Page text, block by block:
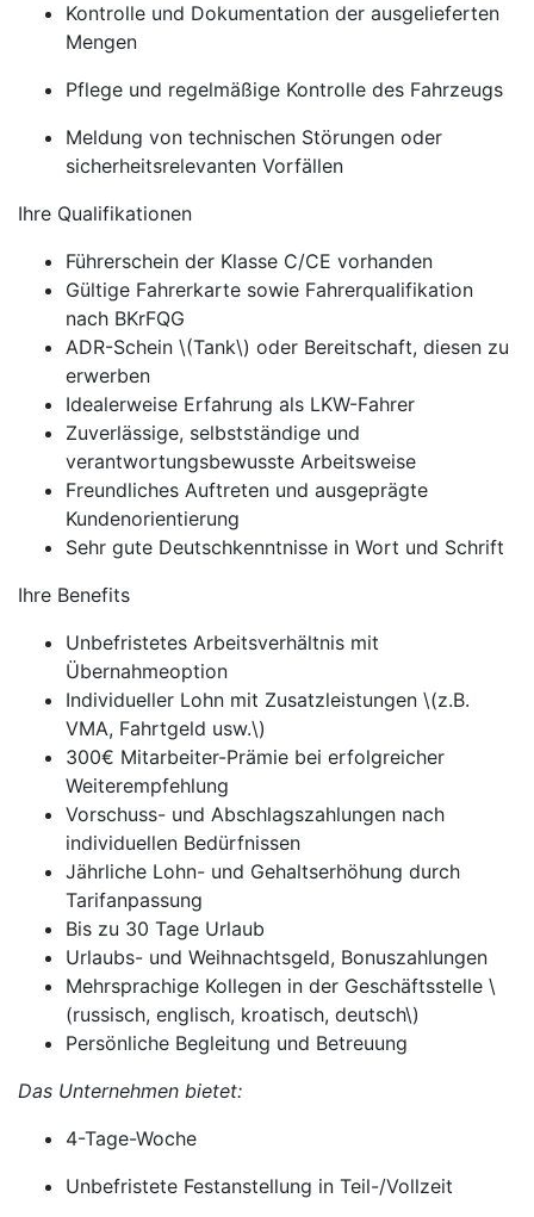
Kontrolle und Dokumentation der ausgelieferten
Mengen
Pflege und regelmäßige Kontrolle des Fahrzeugs
Meldung von technischen Störungen oder
sicherheitsrelevanten Vorfällen
Ihre Qualifikationen
Führerschein der Klasse C/CE vorhanden
Gültige Fahrerkarte sowie Fahrerqualifikation
nach BKrFQG
ADR-Schein \(Tank\) oder Bereitschaft, diesen zu
erwerben
Idealerweise Erfahrung als LKW-Fahrer
Zuverlässige, selbstständige und
verantwortungsbewusste Arbeitsweise
Freundliches Auftreten und ausgeprägte
Kundenorientierung
Sehr gute Deutschkenntnisse in Wort und Schrift
Ihre Benefits
Unbefristetes Arbeitsverhältnis mit
Übernahmeoption
Individueller Lohn mit Zusatzleistungen \(z.B.
VMA, Fahrtgeld usw.\)
300€ Mitarbeiter-Prämie bei erfolgreicher
Weiterempfehlung
Vorschuss- und Abschlagszahlungen nach
individuellen Bedürfnissen
Jährliche Lohn- und Gehaltserhöhung durch
Tarifanpassung
Bis zu 30 Tage Urlaub
Urlaubs- und Weihnachtsgeld, Bonuszahlungen
Mehrsprachige Kollegen in der Geschäftsstelle \
(russisch, englisch, kroatisch, deutsch\)
Persönliche Begleitung und Betreuung
Das Unternehmen bietet:
4-Tage-Woche
Unbefristete Festanstellung in Teil-/Vollzeit